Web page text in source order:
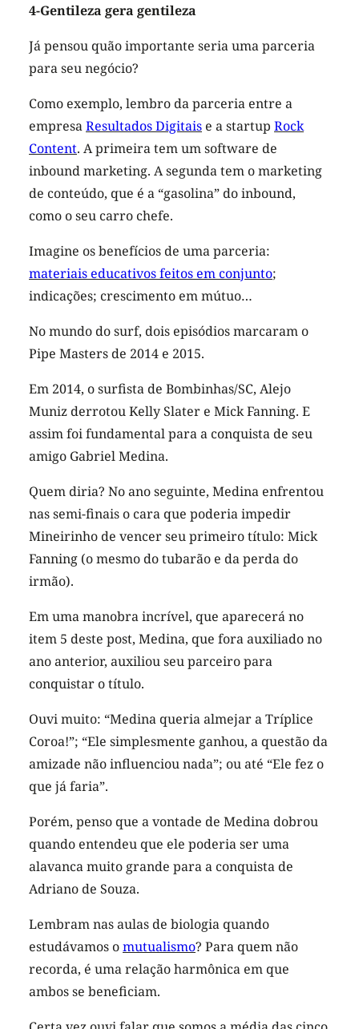
4-Gentileza gera gentileza
Já pensou quão importante seria uma parceria
para seu negócio?
Como exemplo, lembro da parceria entre a
empresaResultados Digitaise a startup Rock
Content. A primeira tem um software de
inbound marketing. A segunda tem o marketing
de conteúdo, que é a “gasolina” do inbound,
como o seu carro chefe.
Imagine os benefícios de uma parceria:
materiais educativos feitos em conjunto;
indicações; crescimento em mútuo…
No mundo do surf, dois episódios marcaram o
Pipe Masters de 2014 e 2015.
Em 2014, o surfista de Bombinhas/SC, Alejo
Muniz derrotou Kelly Slater e Mick Fanning. E
assim foi fundamental para a conquista de seu
amigo Gabriel Medina.
Quem diria? No ano seguinte, Medina enfrentou
nas semi-finais o cara que poderia impedir
Mineirinho de vencer seu primeiro título: Mick
Fanning (o mesmo do tubarão e da perda do
irmão).
Em uma manobra incrível, que aparecerá no
item 5 deste post, Medina, que fora auxiliado no
ano anterior, auxiliou seu parceiro para
conquistar o título.
Ouvi muito: “Medina queria almejar a Tríplice
Coroa!”; “Ele simplesmente ganhou, a questão da
amizade não influenciou nada”; ou até “Ele fez o
que já faria”.
Porém, penso que a vontade de Medina dobrou
quando entendeu que ele poderia ser uma
alavanca muito grande para a conquista de
Adriano de Souza.
Lembram nas aulas de biologia quando
estudávamos omutualismo? Para quem não
recorda, é uma relação harmônica em que
ambos se beneficiam.